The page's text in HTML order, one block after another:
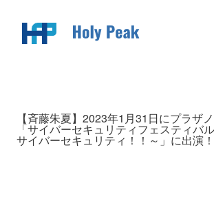
【斉藤朱夏】2023年1月31日にプラザ
「サイバーセキュリティフェスティバ
サイバーセキュリティ！！～」に出演！